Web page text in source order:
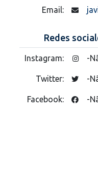
Email:
Redes
Instagram: -
Twitter: -
Facebook: -